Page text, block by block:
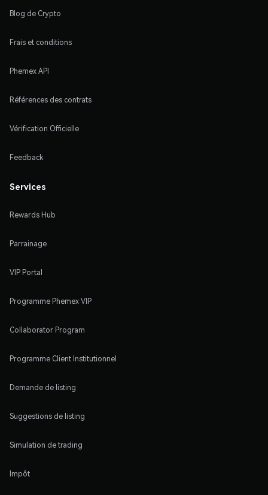
Blog de Crypto
Frais et conditions
Phemex API
Références des contrats
Vérification Officielle
Feedback
Services
Rewards Hub
Parrainage
VIP Portal
Programme Phemex VIP
Collaborator Program
Programme Client Institutionnel
Demande de listing
Suggestions de listing
Simulation de trading
Impôt